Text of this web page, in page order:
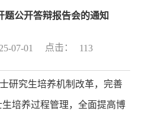
题公开答辩报告会的通知
07-01 点击： 113
研究生培养机制改革，完善
培养过程管理，全面提高博